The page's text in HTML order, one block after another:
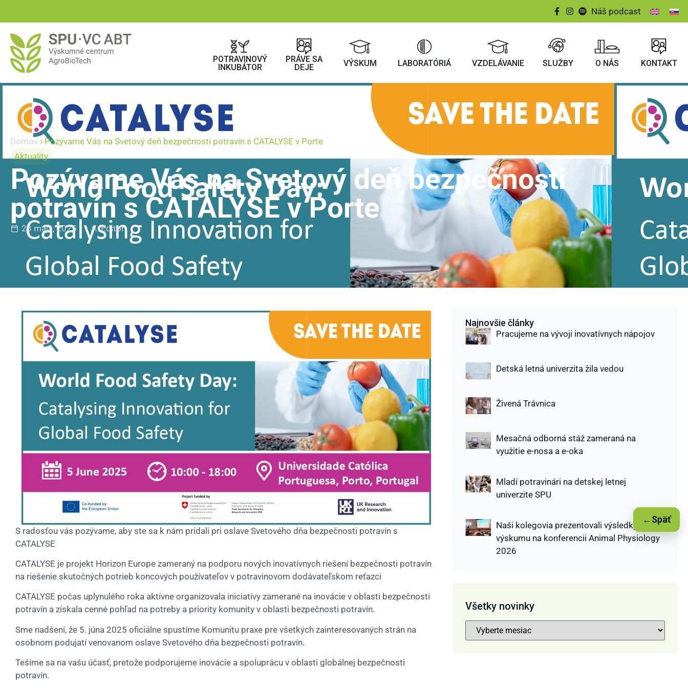
Náš podcast
POTRAVINOVÝ
INKUBÁTOR
PRÁVE SA
DEJE
VÝSKUM LABORATÓRIÁ VZDELÁVANIE SLUŽBY O NÁS KONTAKT
Domov › Pozývame Vás na Svetový deň bezpečnosti potravín s CATALYSE v Porte
Aktuality
Pozývame Vás na Svetový deň bezpečnosti
potravín s CATALYSE v Porte
23 mája, 2025 Editor
S radosťou vás pozývame, aby ste sa k nám pridali pri oslave Svetového dňa bezpečnosti potravín s
CATALYSE
CATALYSE je projekt Horizon Europe zameraný na podporu nových inovatívnych riešení bezpečnosti potravín
na riešenie skutočných potrieb koncových používateľov v potravinovom dodávateľskom reťazci
CATALYSE počas uplynulého roka aktívne organizovala iniciatívy zamerané na inovácie v oblasti bezpečnosti
potravín a získala cenné pohľad na potreby a priority komunity v oblasti bezpečnosti potravín.
Sme nadšení, že 5. júna 2025 oficiálne spustíme Komunitu praxe pre všetkých zainteresovaných strán na
osobnom podujatí venovanom oslave Svetového dňa bezpečnosti potravín.
Tešíme sa na vašu účasť, pretože podporujeme inovácie a spoluprácu v oblasti globálnej bezpečnosti
potravín.
Najnovšie články
Pracujeme na vývoji inovatívnych nápojov
Detská letná univerzita žila vedou
Živená Trávnica
Mesačná odborná stáž zameraná na
využitie e-nosa a e-oka
Mladí potravinári na detskej letnej
univerzite SPU
Naši kolegovia prezentovali výsledky
výskumu na konferencii Animal Physiology
2026
Všetky novinky
←Späť